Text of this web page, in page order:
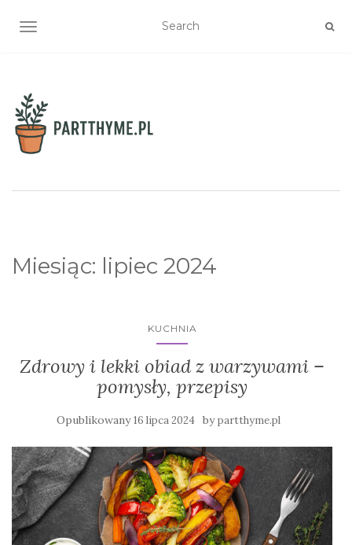
TOGGLE NAVIGATION
Miesiąc: lipiec 2024
KUCHNIA
Zdrowy i lekki obiad z warzywami –
pomysły, przepisy
Opublikowany16 lipca 2024 bypartthyme.pl